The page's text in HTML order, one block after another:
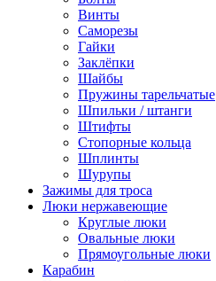
Винты
Саморезы
Гайки
Заклёпки
Шайбы
Пружины тарельчатые
Шпильки / штанги
Штифты
Стопорные кольца
Шплинты
Шурупы
Зажимы для троса
Люки нержавеющие
Круглые люки
Овальные люки
Прямоугольные люки
Карабин